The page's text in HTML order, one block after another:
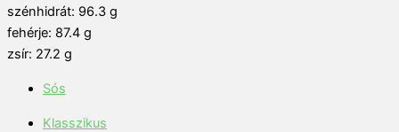
szénhidrát: 96.3 g
fehérje: 87.4 g
zsír: 27.2 g
Sós
Klasszikus